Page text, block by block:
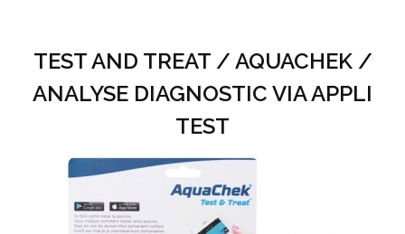
TEST AND TREAT / AQUACHEK /
ANALYSE DIAGNOSTIC VIA APPLI
TEST